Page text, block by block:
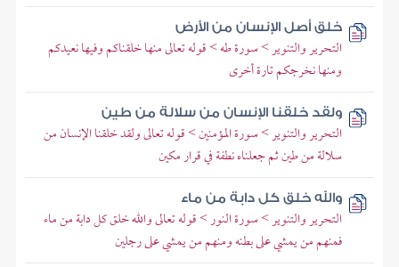
خلق أصل الإنسان من الأرض
التحرير والتنوير > سورة طه > قوله تعالى منها خلقناكم وفيها نعيدكم
ومنها نخرجكم تارة أخرى
ولقد خلقنا الإنسان من سلالة من طين
التحرير والتنوير > سورة المؤمنين > قوله تعالى ولقد خلقنا الإنسان من
سلالة من طين ثم جعلناه نطفة في قرار مكين
والله خلق كل دابة من ماء
التحرير والتنوير > سورة النور > قوله تعالى والله خلق كل دابة من ماء
فمنهم من يمشي على بطنه ومنهم من يمشي على رجلين